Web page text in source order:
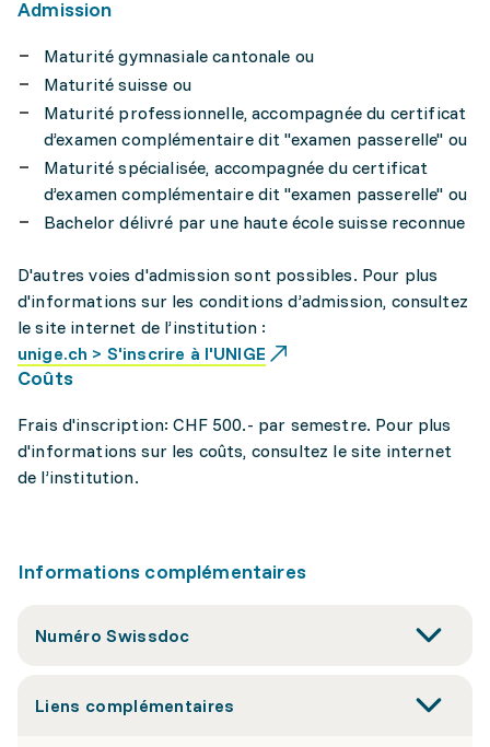
Admission
Maturité gymnasiale cantonale ou
Maturité suisse ou
Maturité professionnelle, accompagnée du certificat
d’examen complémentaire dit "examen passerelle" ou
Maturité spécialisée, accompagnée du certificat
d’examen complémentaire dit "examen passerelle" ou
Bachelor délivré par une haute école suisse reconnue
D'autres voies d'admission sont possibles. Pour plus
d'informations sur les conditions d’admission, consultez
le site internet de l’institution :
unige.ch > S'inscrire à l'UNIGE
Coûts
Frais d'inscription: CHF 500.- par semestre. Pour plus
d'informations sur les coûts, consultez le site internet
de l’institution.
Informations complémentaires
Numéro Swissdoc
Liens complémentaires